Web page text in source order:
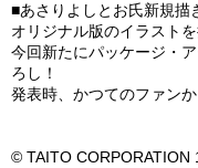
■あさりよしとお氏新規描
オリジナル版のイラスト
今回新たにパッケージ・
ろし！
発表時、かつてのファン
© TAITO CORPORATION